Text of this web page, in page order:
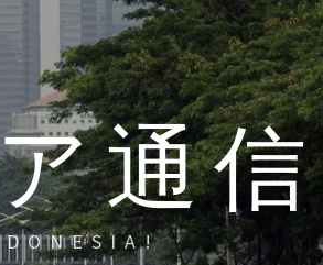
通信